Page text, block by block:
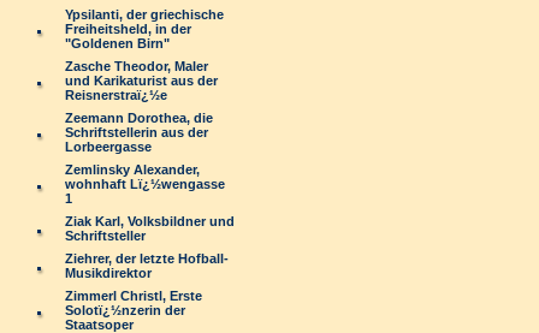
Ypsilanti, der griechische
Freiheitsheld, in der
"Goldenen Birn"
Zasche Theodor, Maler
und Karikaturist aus der
Reisnerstraï¿½e
Zeemann Dorothea, die
Schriftstellerin aus der
Lorbeergasse
Zemlinsky Alexander,
wohnhaft Lï¿½wengasse
1
Ziak Karl, Volksbildner und
Schriftsteller
Ziehrer, der letzte Hofball-
Musikdirektor
Zimmerl Christl, Erste
Solotï¿½nzerin der
Staatsoper